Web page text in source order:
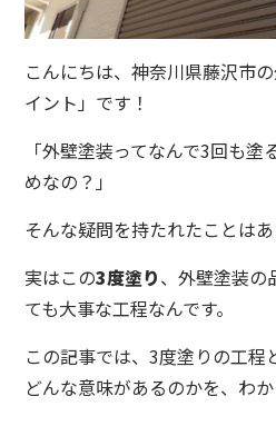
こんにちは、神奈川県藤沢市
イント」です！
「外壁塗装ってなんで3回も
めなの？」
そんな疑問を持たれたことは
実はこの3度塗り、外壁塗装の
ても大事な工程なんです。
この記事では、3度塗りの工程
どんな意味があるのかを、わ